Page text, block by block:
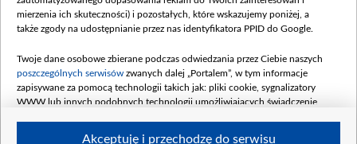
Kontakt
Informacje o nadawcy
Serwisy partnerskie
belsat.eu
slava.tv
tvpworld.com
mierzenia ich skuteczności) i pozostałych, które wskazujemy poniżej, a
także zgody na udostępnianie przez nas identyfikatora PPID do Google.
Twoje dane osobowe zbierane podczas odwiedzania przez Ciebie naszych
poszczególnych serwisów zwanych dalej „Portalem”, w tym informacje
zapisywane za pomocą technologii takich jak: pliki cookie, sygnalizatory
WWW lub innych podobnych technologii umożliwiających świadczenie
Akceptuję i przechodzę do serwisu